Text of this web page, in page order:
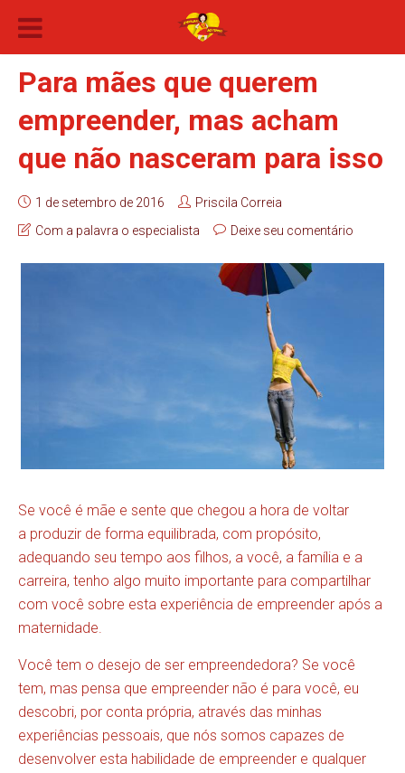
Para mães que querem
empreender, mas acham
que não nasceram para isso
1 de setembro de 2016
Priscila Correia
Com a palavra o especialista
Deixe seu comentário
Se você é mãe e sente que chegou a hora de voltar
a produzir de forma equilibrada, com propósito,
adequando seu tempo aos filhos, a você, a família e a
carreira, tenho algo muito importante para compartilhar
com você sobre esta experiência de empreender após a
maternidade.
Você tem o desejo de ser empreendedora? Se você
tem, mas pensa que empreender não é para você, eu
descobri, por conta própria, através das minhas
experiências pessoais, que nós somos capazes de
desenvolver esta habilidade de empreender e qualquer